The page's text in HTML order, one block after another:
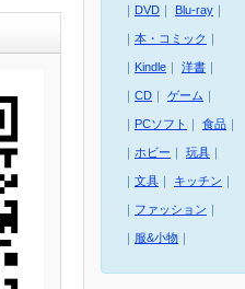
｜ DVD ｜ Blu-ray ｜
｜ 本・コミック ｜
｜ Kindle ｜ 洋書 ｜
｜ CD ｜ ゲーム ｜
｜ PCソフト ｜ 食品 ｜
｜ ホビー ｜ 玩具 ｜
｜ 文具 ｜ キッチン ｜
｜ ファッション ｜
｜ 服&小物 ｜